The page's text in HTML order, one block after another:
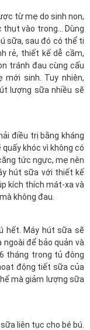
từ mẹ do sinh non,
vào trong... Dùng
sữa, sau đó có thể ti
rẻ, thiết kế dễ cầm,
tránh đau cùng cấu
sinh. Tuy nhiên,
lượng sữa nhiều sẽ
điều trị bằng kháng
khóc vì không có
tức ngực, mẹ nên
hút sữa với thiết kế
kích thích mát-xa và
không đau.
hết. Máy hút sữa sẽ
để bảo quản và
tháng trong tủ đông
động tiết sữa của
mà giảm lượng sữa
liên tục cho bé bú.